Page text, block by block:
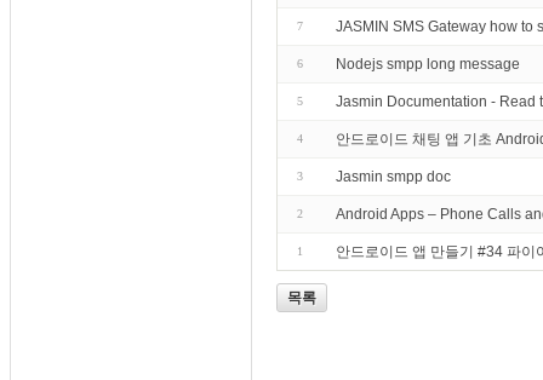
7 JASMIN SMS Gateway how to
6 Nodejs smpp long message
5 Jasmin Documentation - Read
4 안드로이드 채팅 앱 기초
3 Jasmin smpp doc
2 Android Apps – Phone Calls
1 안드로이드 앱 만들기 #34 파
목록